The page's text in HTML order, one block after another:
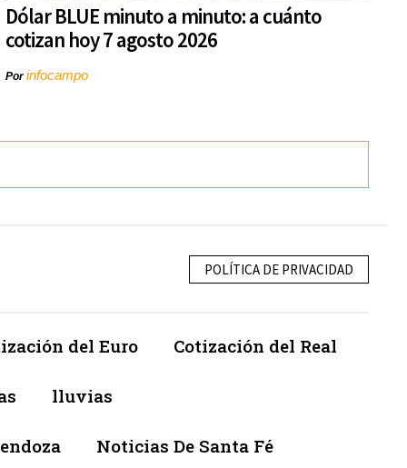
Dólar BLUE minuto a minuto: a cuánto
cotizan hoy 7 agosto 2026
Porinfocampo
POLÍTICA DE PRIVACIDAD
del Euro Cotización del Real
lluvias
Noticias De Santa Fé